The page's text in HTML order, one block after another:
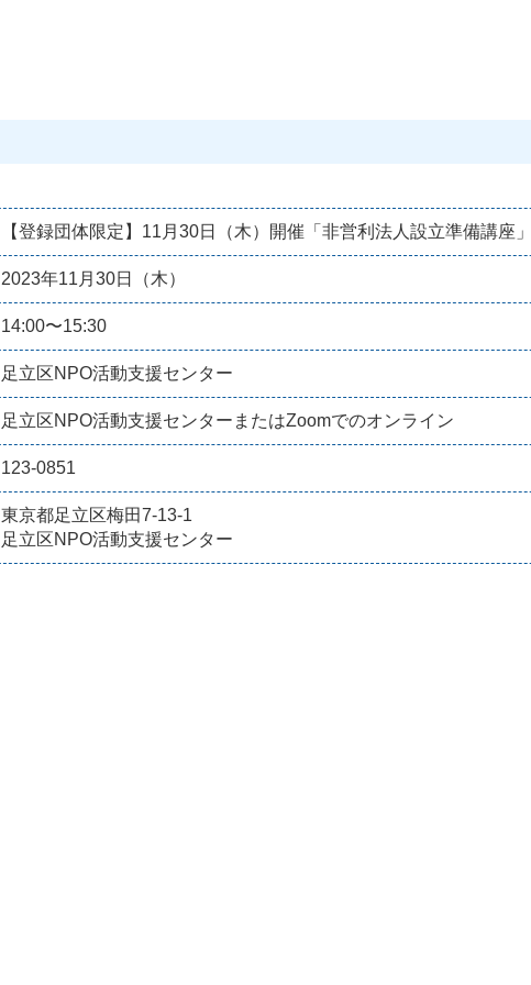
【登録団体限定】11月30日（木）開催「非営利法人設立準備講座
2023年11月30日（木）
14:00〜15:30
足立区NPO活動支援センター
足立区NPO活動支援センターまたはZoomでのオンライン
123-0851
東京都足立区梅田7-13-1
足立区NPO活動支援センター